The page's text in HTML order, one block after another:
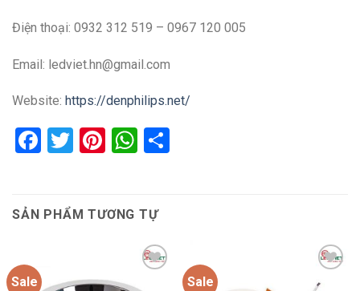
Điện thoại: 0932 312 519 – 0967 120 005
Email: ledviet.hn@gmail.com
Website: https://denphilips.net/
Facebook
Twitter
Pinterest
WhatsApp
SẢN PHẨM TƯƠNG TỰ
Sale Sale